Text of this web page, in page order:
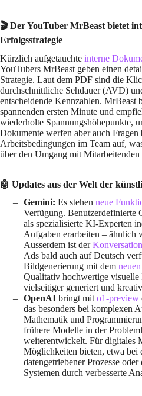
🎬 Der YouTuber MrBeast bietet
Erfolgsstrategie
Kürzlich aufgetauchte interne
YouTubers MrBeast geben einen
Strategie. Laut dem PDF sind die
durchschnittliche Sehdauer (AVD)
entscheidende Kennzahlen. MrBeast
spannenden ersten Minute und
wiederholte Spannungshöhepunkte,
Dokumente werfen aber auch Fragen
Arbeitsbedingungen im Team auf,
über den Umgang mit Mitarbeitenden
🤖 Updates aus der Welt der
Gemini: Es stehen neue
Verfügung. Benutzerdefinierte
als spezialisierte KI-Experten
Aufgaben erarbeiten – ähnlich
Ausserdem ist der
Ads bald auch auf Deutsch
Bildgenerierung mit dem
Qualitativ hochwertige visuelle
vielseitiger generiert und
OpenAI bringt mit o1-preview
das besonders bei komplexen
Mathematik und
frühere Modelle in der
weiterentwickelt. Für digitales
Möglichkeiten bieten, etwa bei
datengetriebener Prozesse
Systemen durch verbesserte